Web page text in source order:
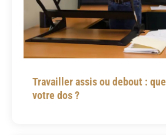
Travailler assis ou debout :
votre dos ?